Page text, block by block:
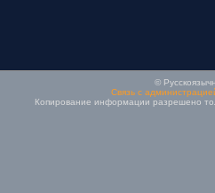
©
Связь с
Копирование информации разрешено